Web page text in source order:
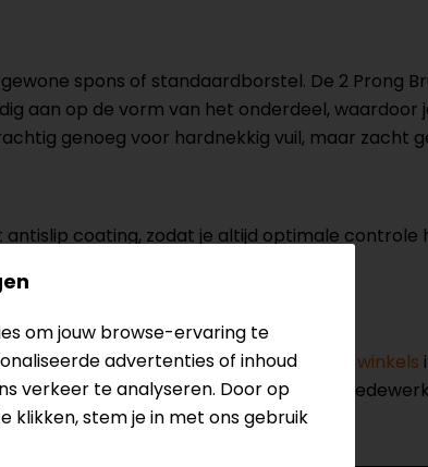
spons of standaardborstel. De 2 Prong
aan op de vorm van het onderdeel,
genoeg voor hardnekkig vuil, maar zacht
coating, zodat je altijd optimale
kans op krassen.
met ons op of kom langs in één van onze winkels
& passen en staan onze
om jouw browse-ervaring te
advertenties of inhoud
verkeer te analyseren. Door op
klikken, stem je in met ons gebruik